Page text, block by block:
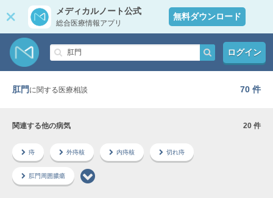
メディカルノート公式
総合医療情報アプリ
無料ダウンロード
ログイン
肛門 に関する医療相談 70 件
関連する他の病気 20 件
痔 外痔核 内痔核 切れ痔
肛門周囲膿瘍